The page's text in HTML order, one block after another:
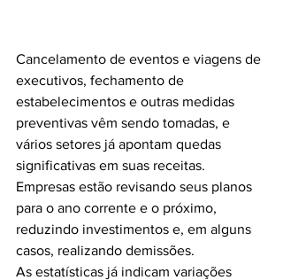
Cancelamento de eventos e viagens de
executivos, fechamento de
estabelecimentos e outras medidas
preventivas vêm sendo tomadas, e
vários setores já apontam quedas
significativas em suas receitas.
Empresas estão revisando seus planos
para o ano corrente e o próximo,
reduzindo investimentos e, em alguns
casos, realizando demissões.
As estatísticas já indicam variações